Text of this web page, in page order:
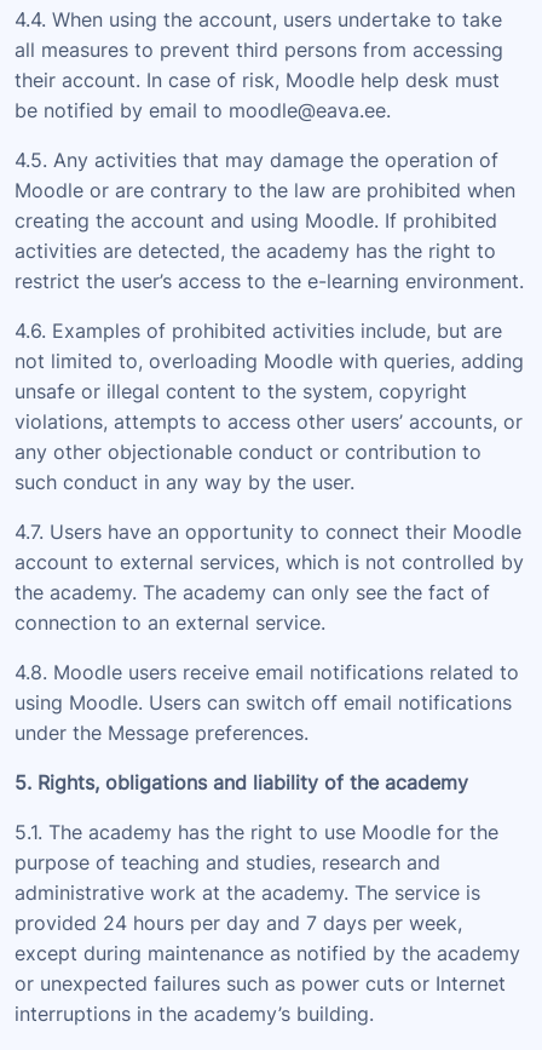
4.4. When using the account, users undertake to take
all measures to prevent third persons from accessing
their account. In case of risk, Moodle help desk must
be notified by email to moodle@eava.ee.
4.5. Any activities that may damage the operation of
Moodle or are contrary to the law are prohibited when
creating the account and using Moodle. If prohibited
activities are detected, the academy has the right to
restrict the user’s access to the e-learning environment.
4.6. Examples of prohibited activities include, but are
not limited to, overloading Moodle with queries, adding
unsafe or illegal content to the system, copyright
violations, attempts to access other users’ accounts, or
any other objectionable conduct or contribution to
such conduct in any way by the user.
4.7. Users have an opportunity to connect their Moodle
account to external services, which is not controlled by
the academy. The academy can only see the fact of
connection to an external service.
4.8. Moodle users receive email notifications related to
using Moodle. Users can switch off email notifications
under the Message preferences.
5. Rights, obligations and liability of the academy
5.1. The academy has the right to use Moodle for the
purpose of teaching and studies, research and
administrative work at the academy. The service is
provided 24 hours per day and 7 days per week,
except during maintenance as notified by the academy
or unexpected failures such as power cuts or Internet
interruptions in the academy’s building.